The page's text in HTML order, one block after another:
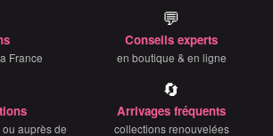
France
💬
Conseils experts
en boutique & en ligne
auprès de
🔄
Arrivages fréquents
collections renouvelées